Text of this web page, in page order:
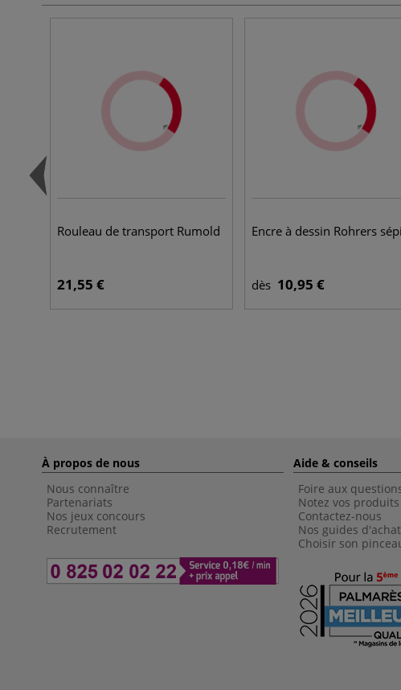
Rouleau de transport Rumold
21,55 €
Encre à dessin Rohrers
dès 10,95 €
À propos de nous
Nous connaître
Partenariats
Nos jeux concours
Recrutement
Aide & conseils
Foire aux
Notez vos
Contactez-nous
Nos guides d'achat
Choisir son